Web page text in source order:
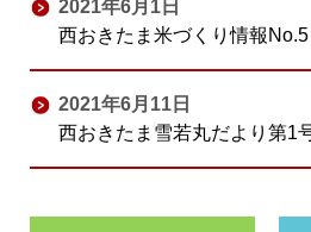
2021年6月1日
西おきたま米づくり情報No.5
2021年6月11日
西おきたま雪若丸だより第1